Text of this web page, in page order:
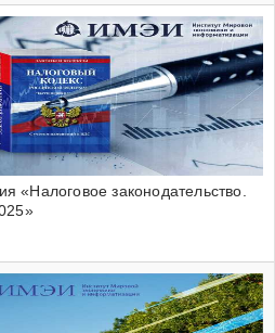
«Налоговое законодательство.